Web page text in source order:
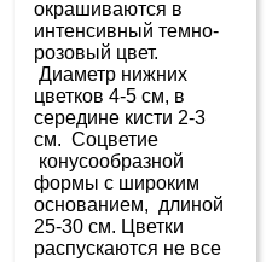
окрашиваются в
интенсивный темно-
розовый цвет.
Диаметр нижних
цветков 4-5 см, в
середине кисти 2-3
см. Соцветие
конусообразной
формы с широким
основанием, длиной
25-30 см. Цветки
распускаются не все